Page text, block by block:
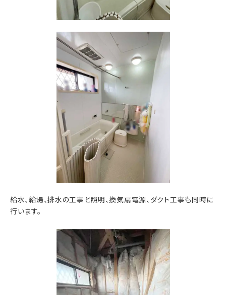
給水、給湯、排水の工事と照明、換気扇電源、ダクト工事も同時に
行います。